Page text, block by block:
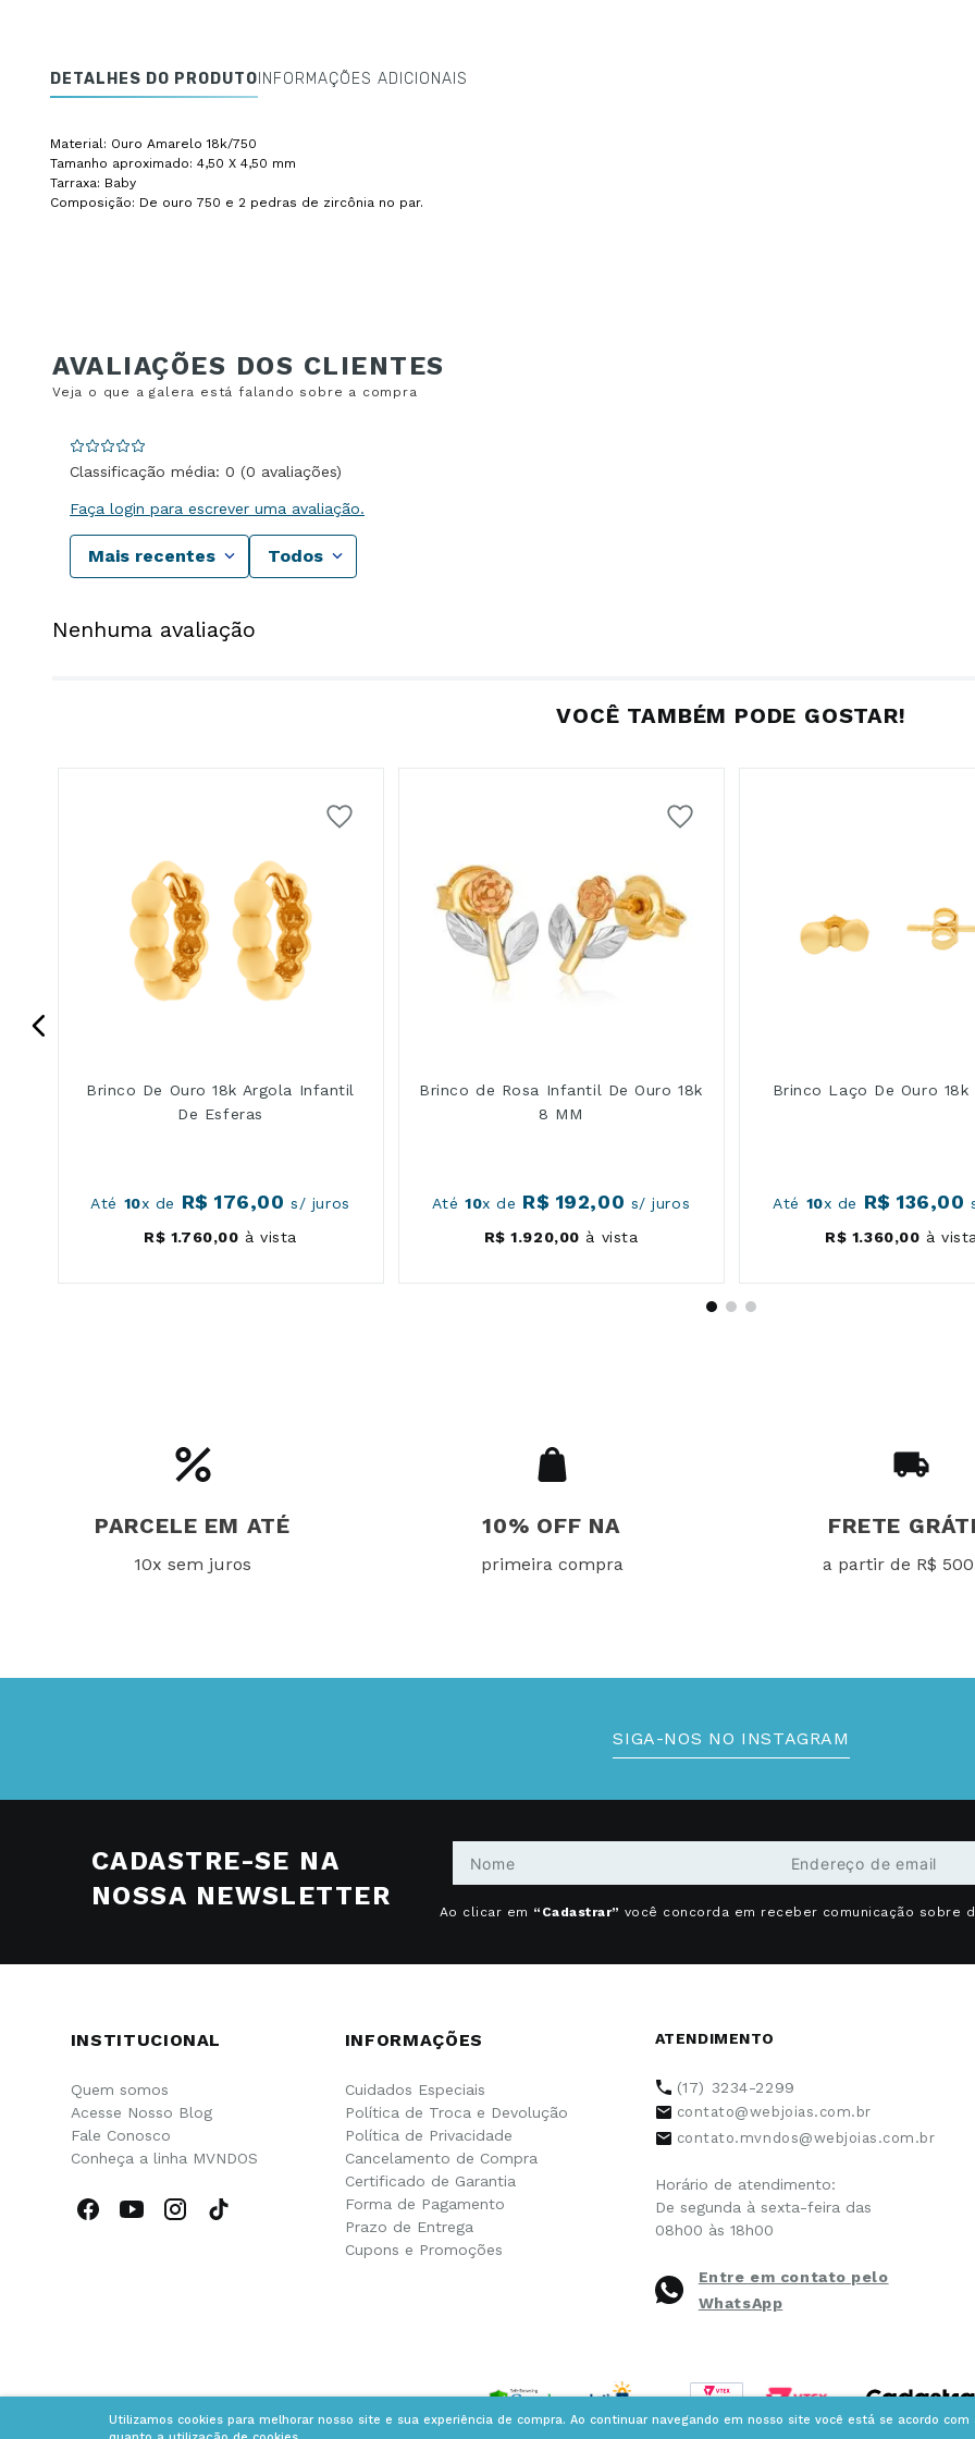
Utilizamos cookies para melhorar nosso site e sua experiência de compra. Ao continuar navegando em nosso site você está se acordo
DETALHES DO PRODUTO INFORMAÇÕES ADICIONAIS
Material: Ouro Amarelo 18k/750
Tamanho aproximado: 4,50 X 4,50 mm
Tarraxa: Baby
Composição: De ouro 750 e 2 pedras de zircônia no par.
Classificação média: 0 (0 avaliações)
Faça login para escrever uma avaliação.
Mais recentes Todos
Nenhuma avaliação
VOCÊ TAMBÉM PODE GOSTAR!
Brinco De Ouro 18k Argola Infantil
De Esferas
Até 10x de R$ 176,00 s/ juros
R$ 1.760,00 à vista
Brinco de Rosa Infantil De Ouro 18k
8 MM
Até10x de R$ 192,00 s/ juros
R$ 1.920,00 à vista
Brinco Laço De Ouro
Até 10x de R$ 136,00
R$ 1.360,00 à
PARCELE EM ATÉ
10x sem juros
10% OFF NA
primeira compra
FRETE
a partir de R$
SIGA-NOS NO INSTAGRAM
CADASTRE-SE NA
NOSSA NEWSLETTER
Ao clicar em “Cadastrar” você concorda em receber comunicação sobre
INSTITUCIONAL
Quem somos
Acesse Nosso Blog
Fale Conosco
Conheça a linha MVNDOS
INFORMAÇÕES
Cuidados Especiais
Política de Troca e Devolução
Política de Privacidade
Cancelamento de Compra
Certificado de Garantia
Forma de Pagamento
Prazo de Entrega
Cupons e Promoções
ATENDIMENTO
(17) 3234-2299
contato@webjoias.com.br
contato.mvndos@webjoias.com.br
Horário de atendimento:
De segunda à sexta-feira das
08h00 às 18h00
Entre em contato pelo
WhatsApp